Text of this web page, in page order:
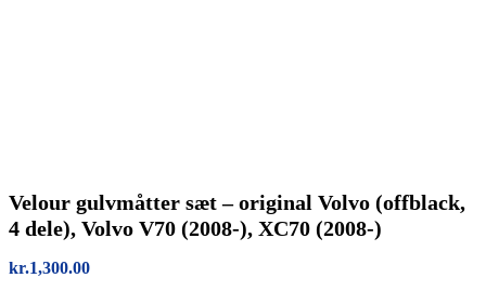
Velour gulvmåtter sæt – original Volvo (offblack,
4 dele), Volvo V70 (2008-), XC70 (2008-)
kr.1,300.00